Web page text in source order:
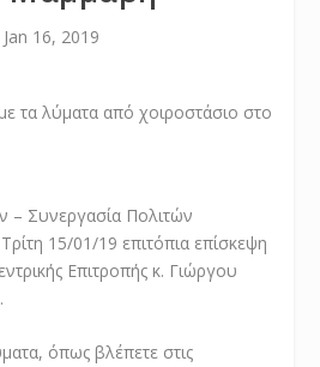
Jan 16, 2019
– Συνεργασία Πολιτών
15/01/19 επιτόπια επίσκεψη
Επιτροπής κ. Γιώργου
όπως βλέπετε στις